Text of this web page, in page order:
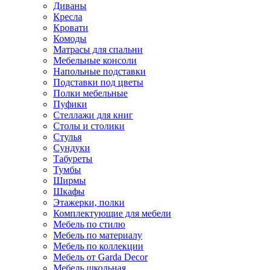
Диваны
Кресла
Кровати
Комоды
Матрасы для спальни
Мебельные консоли
Напольные подставки
Подставки под цветы
Полки мебельные
Пуфики
Стеллажи для книг
Столы и столики
Стулья
Сундуки
Табуреты
Тумбы
Ширмы
Шкафы
Этажерки, полки
Комплектующие для мебели
Мебель по стилю
Мебель по материалу
Мебель по коллекции
Мебель от Garda Decor
Мебель школьная